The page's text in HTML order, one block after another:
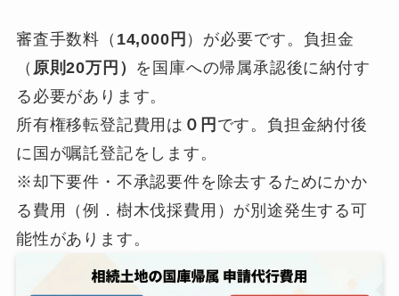
審査手数料（ 14,000円 ）が必要です。負担金
（ 原則20万円） を国庫への帰属承認後に納付す
る必要があります。
所有権移転登記費用は ０円 です。負担金納付後
に国が嘱託登記をします。
※却下要件・不承認要件を除去するためにかか
る費用（例．樹木伐採費用）が別途発生する可
能性があります。